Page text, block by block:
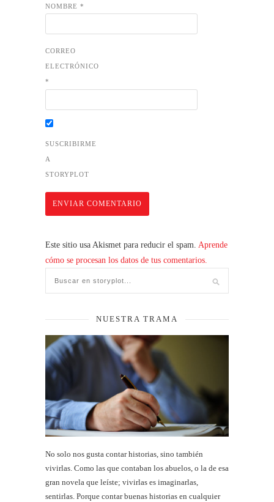
CORREO
ELECTRÓNICO
*
SUSCRIBIRME
A
STORYPLOT
Este sitio usa Akismet para reducir el spam. Aprende
cómo se procesan los datos de tus comentarios.
NUESTRA TRAMA
No solo nos gusta contar historias, sino también
vivirlas. Como las que contaban los abuelos, o la de esa
gran novela que leíste; vivirlas es imaginarlas,
sentirlas. Porque contar buenas historias en cualquier